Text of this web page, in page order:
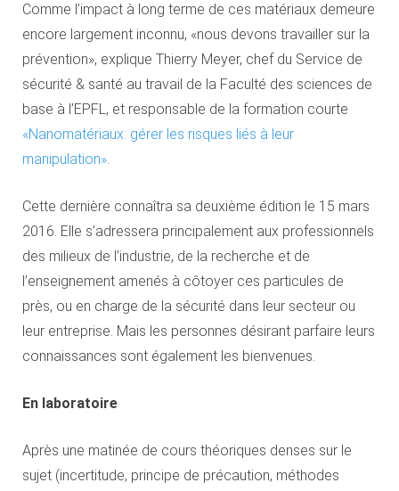
Comme l’impact à long terme de ces matériaux demeure
encore largement inconnu, «nous devons travailler sur la
prévention», explique Thierry Meyer, chef du Service de
sécurité & santé au travail de la Faculté des sciences de
base à l’EPFL, et responsable de la formation courte
«Nanomatériaux: gérer les risques liés à leur
manipulation».
Cette dernière connaîtra sa deuxième édition le 15 mars
2016. Elle s’adressera principalement aux professionnels
des milieux de l’industrie, de la recherche et de
l’enseignement amenés à côtoyer ces particules de
près, ou en charge de la sécurité dans leur secteur ou
leur entreprise. Mais les personnes désirant parfaire leurs
connaissances sont également les bienvenues.
En laboratoire
Après une matinée de cours théoriques denses sur le
sujet (incertitude, principe de précaution, méthodes